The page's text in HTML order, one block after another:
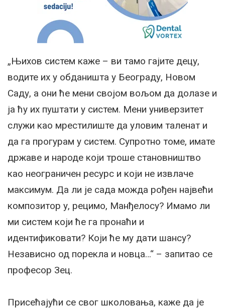
„Њихов систем каже – ви тамо гајите децу,
водите их у обданишта у Београду, Новом
Саду, а они ће мени својом вољом да долазе и
ја ћу их пуштати у систем. Мени универзитет
служи као мрестилиште да уловим таленат и
да га прогурам у систем. Супротно томе, имате
државе и народе који троше становништво
као неограничен ресурс и који не извлаче
максимум. Да ли је сада можда рођен највећи
композитор у, рецимо, Манђелосу? Имамо ли
ми систем који ће га пронаћи и
идентификовати? Који ће му дати шансу?
Независно од порекла и новца…“ – запитао се
професор Зец.
Присећајући се свог школовања, каже да је